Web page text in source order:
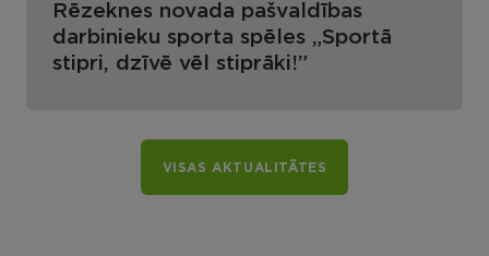
Rēzeknes novada pašvaldības
darbinieku sporta spēles „Sportā
stipri, dzīvē vēl stiprāki!”
VISAS AKTUALITĀTES